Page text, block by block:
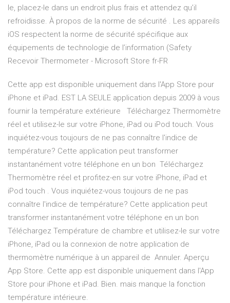
le, placez-le dans un endroit plus frais et attendez qu’il
refroidisse. À propos de la norme de sécurité . Les appareils
iOS respectent la norme de sécurité spécifique aux
équipements de technologie de l’information (Safety
Recevoir Thermometer - Microsoft Store fr-FR
Cette app est disponible uniquement dans l'App Store pour
iPhone et iPad. EST LA SEULE application depuis 2009 à vous
fournir la température extérieure Téléchargez Thermomètre
réel et utilisez-le sur votre iPhone, iPad ou iPod touch. Vous
inquiétez-vous toujours de ne pas connaître l'indice de
température? Cette application peut transformer
instantanément votre téléphone en un bon Téléchargez
Thermomètre réel et profitez-en sur votre iPhone, iPad et
iPod touch . Vous inquiétez-vous toujours de ne pas
connaître l'indice de température? Cette application peut
transformer instantanément votre téléphone en un bon
Téléchargez Température de chambre et utilisez-le sur votre
iPhone, iPad ou la connexion de notre application de
thermomètre numérique à un appareil de Annuler. Aperçu
App Store. Cette app est disponible uniquement dans l'App
Store pour iPhone et iPad. Bien. mais manque la fonction
température intérieure.